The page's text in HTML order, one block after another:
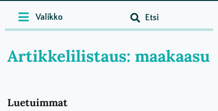
Artikkelilistaus: maakaasu
Luetuimmat